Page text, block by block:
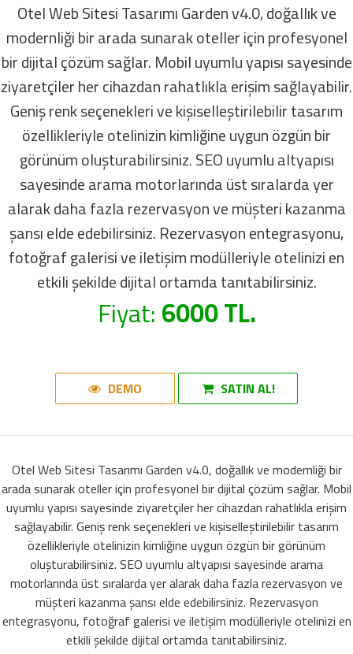
Otel Web Sitesi Tasarımı Garden v4.0, doğallık ve
modernliği bir arada sunarak oteller için profesyonel
bir dijital çözüm sağlar. Mobil uyumlu yapısı sayesinde
ziyaretçiler her cihazdan rahatlıkla erişim sağlayabilir.
Geniş renk seçenekleri ve kişiselleştirilebilir tasarım
özellikleriyle otelinizin kimliğine uygun özgün bir
görünüm oluşturabilirsiniz. SEO uyumlu altyapısı
sayesinde arama motorlarında üst sıralarda yer
alarak daha fazla rezervasyon ve müşteri kazanma
şansı elde edebilirsiniz. Rezervasyon entegrasyonu,
fotoğraf galerisi ve iletişim modülleriyle otelinizi en
etkili şekilde dijital ortamda tanıtabilirsiniz.
Fiyat: 6000 TL.
DEMO SATIN AL!
Otel Web Sitesi Tasarımı Garden v4.0, doğallık ve modernliği bir
arada sunarak oteller için profesyonel bir dijital çözüm sağlar. Mobil
uyumlu yapısı sayesinde ziyaretçiler her cihazdan rahatlıkla erişim
sağlayabilir. Geniş renk seçenekleri ve kişiselleştirilebilir tasarım
özellikleriyle otelinizin kimliğine uygun özgün bir görünüm
oluşturabilirsiniz. SEO uyumlu altyapısı sayesinde arama
motorlarında üst sıralarda yer alarak daha fazla rezervasyon ve
müşteri kazanma şansı elde edebilirsiniz. Rezervasyon
entegrasyonu, fotoğraf galerisi ve iletişim modülleriyle otelinizi en
etkili şekilde dijital ortamda tanıtabilirsiniz.